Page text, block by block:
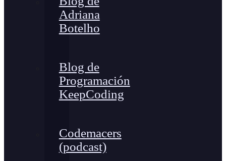
Adriana
Botelho
Blog de
Programación
KeepCoding
Codemacers
(podcast)